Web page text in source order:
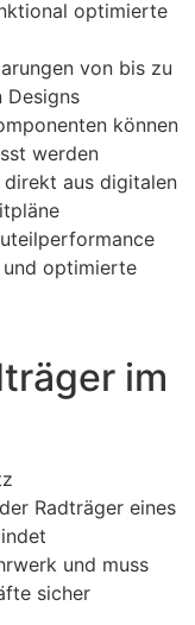
optimierte
von bis zu
Designs
können
werden
aus digitalen
optimierte
im
Radträger eines
und muss
sicher